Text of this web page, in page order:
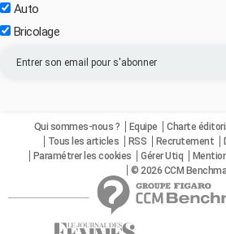
Auto
Bricolage
Qui sommes-nous ? Equipe Charte
Tous les articles
RSS Recrutement
Paramétrer les cookies
Gérer Utiq
© 2026 CCM